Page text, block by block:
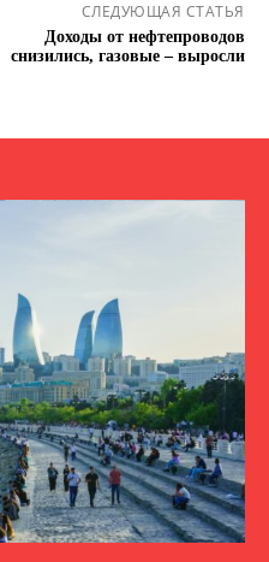
СЛЕДУЮЩАЯ СТАТЬЯ
Доходы от нефтепроводов
снизились, газовые – выросли